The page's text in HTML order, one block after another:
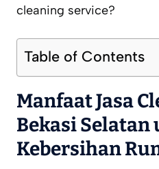
cleaning service?
Table of Contents
Manfaat Jasa
Bekasi
Kebersihan